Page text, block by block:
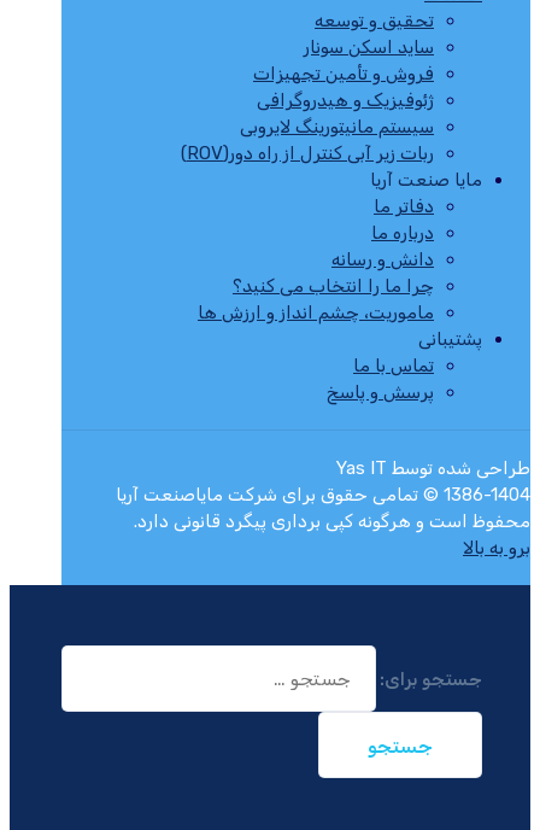
تحقیق و توسعه
ساید اسکن سونار
فروش و تأمین تجهیزات
ژئوفیزیک و هیدروگرافی
سیستم مانیتورینگ لایروبی
ربات زیر آبی کنترل از راه دور(ROV)
مایا صنعت آریا
دفاتر ما
درباره ما
دانش و رسانه
چرا ما را انتخاب می کنید؟
ماموریت، چشم انداز و ارزش ها
پشتیبانی
تماس با ما
پرسش و پاسخ
طراحی شده توسط Yas IT
1386-1404 © تمامی حقوق برای شرکت مایاصنعت آریا
محفوظ است و هرگونه کپی برداری پیگرد قانونی دارد.
برو به بالا
جستجو برای: